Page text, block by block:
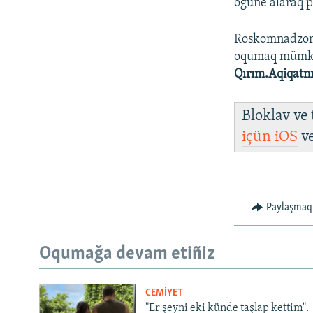
ögüne alaraq
oqumaq
Bloklav ve
içüniOS
Paylaşmaq
Oqumağa devam etiñiz
CEMİYET
"Er şeyni eki künde taşlap kettim".